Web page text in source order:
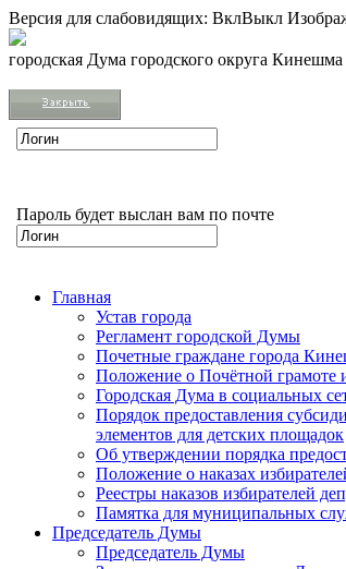
Версия для слабовидящих: ВклВыкл
городская Дума городского округа Кинешма
Пароль будет выслан вам по почте
Главная
Устав города
Регламент городской Думы
Почетные граждане города
Положение о Почётной грамоте
Городская Дума в социальных
Порядок предоставления
элементов для детских площадок
Об утверждении порядка
Положение о наказах
Реестры наказов избирателей
Памятка для муниципальных
Председатель Думы
Председатель Думы